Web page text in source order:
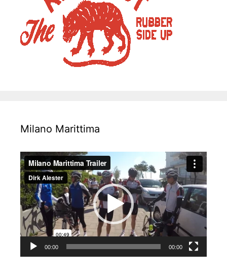
Milano Marittima
Video-
Player
00:00 00:00